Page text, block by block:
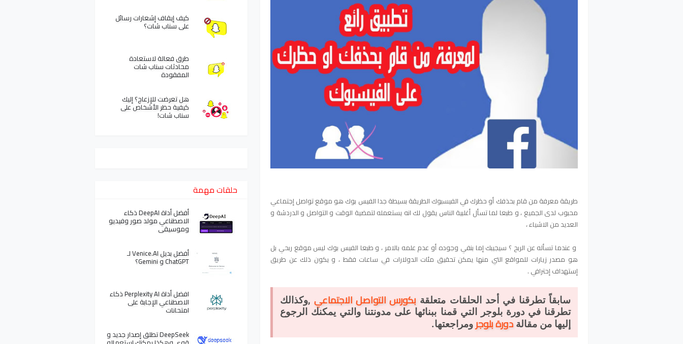
طريقة معرفة من قام بحذفك أو حظرك في الفيسبوك الطريقة بسيطة جدا الفيس بوك هو موقع تواصل إجتماعي
محبوب لدى الجميع ، و طبعا لما تسأل أغلبية الناس يقول لك انه يستعمله لتمضية الوقت و التواصل و الدردشة و
العديد من الاشياء ،
و عندما تسأله عن الربح ؟ سيجيبك إما بنفي وجوده أو عدم علمه بالامر ، و طبعا الفيس بوك ليس موقع ربحي بل
هو مصدر زيارات للمواقع التي منها يمكن تحقيق مئات الدولارات في ساعات فقط ، و يكون ذلك عن طريق
إستهداف إحترافي .
سابقاً تطرقنا في أحد الحلقات متعلقة بكورس التواصل الاجتماعي,وكذالك
تطرقنا في دورة بلوجر التي قمنا ببنائها على مدونتنا والتي يمكنك الرجوع
إليها من مقالة دورة بلوجر ومراجعتها.
كيف إيقاف إشعارات رسائل
على سناب شات؟
طرق فعالة لاستعادة
محادثات سناب شات
المفقودة
هل تعرضت للإزعاج؟ إليك
كيفية حظر الأشخاص على
سناب شات!
حلقات مهمة
أفضل أداة DeepAI ذكاء
الاصطناعي مولد صور وفيديو
وموسيقى
أفضل بديل Venice.AI لـ
ChatGPT و Gemini؟
افضل أداة Perplexity AI ذكاء
الاصطناعي الإجابة على
امتحانات
DeepSeek تطلق إصدار جديد و